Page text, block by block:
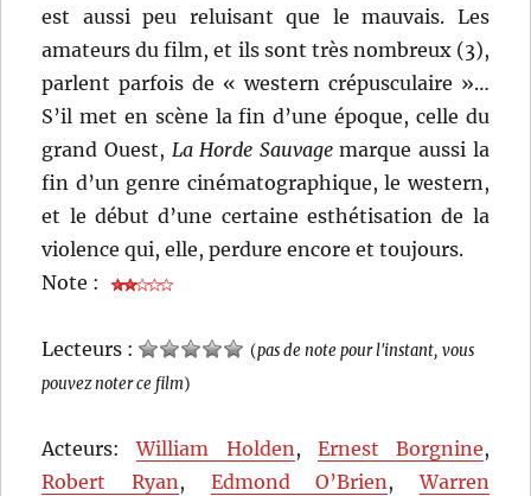
est aussi peu reluisant que le mauvais. Les
amateurs du film, et ils sont très nombreux (3),
parlent parfois de « western crépusculaire »…
S’il met en scène la fin d’une époque, celle du
grand Ouest, La Horde Sauvagemarque aussi la
fin d’un genre cinématographique, le western,
et le début d’une certaine esthétisation de la
violence qui, elle, perdure encore et toujours.
Note :
Lecteurs : (pas de note pour l'instant, vous
pouvez noter ce film)
Acteurs:William Holden, Ernest Borgnine,
Robert Ryan, Edmond O’Brien,Warren